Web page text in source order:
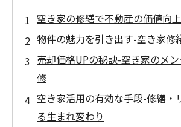
空き家の修繕で不動産の価値向
物件の魅力を引き出す-空き家修
売却価格UPの秘訣-空き家のメ
修
空き家活用の有効な手段-修繕・
る生まれ変わり